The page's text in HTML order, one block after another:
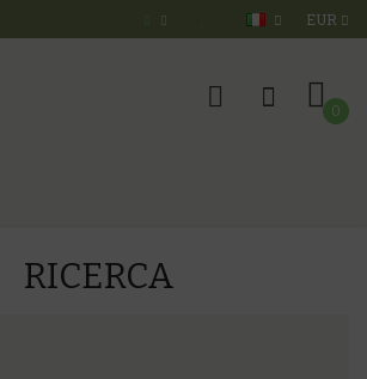
EUR
0
RICERCA